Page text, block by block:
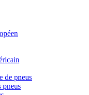
de pneus
pneus